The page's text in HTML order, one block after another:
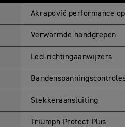
Akrapovič performance
Verwarmde handgrepen
Led-richtingaanwijzers
Stekkeraansluiting
Triumph Protect Plus